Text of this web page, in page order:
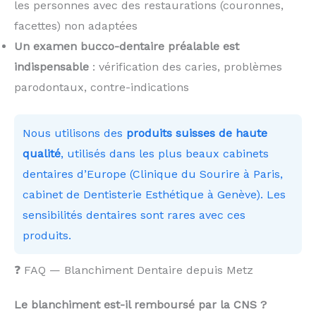
les personnes avec des restaurations (couronnes,
facettes) non adaptées
Un examen bucco-dentaire préalable est
indispensable : vérification des caries, problèmes
parodontaux, contre-indications
Nous utilisons des produits suisses de haute
qualité, utilisés dans les plus beaux cabinets
dentaires d’Europe (Clinique du Sourire à Paris,
cabinet de Dentisterie Esthétique à Genève). Les
sensibilités dentaires sont rares avec ces
produits.
❓ FAQ — Blanchiment Dentaire depuis Metz
Le blanchiment est-il remboursé par la CNS ?